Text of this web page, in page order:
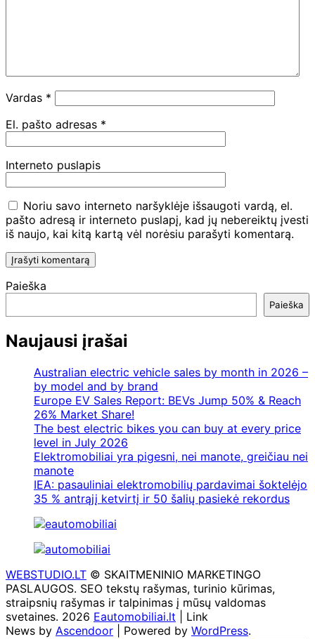
Vardas *
El. pašto adresas *
Interneto puslapis
Noriu savo interneto naršyklėje išsaugoti vardą, el.
pašto adresą ir interneto puslapį, kad jų nebereiktų įvesti
iš naujo, kai kitą kartą vėl norėsiu parašyti komentarą.
Paieška
Paieška
Naujausi įrašai
Australian electric vehicle sales by month in 2026 –
by model and by brand
Europe EV Sales Report: BEVs Jump 50% & Reach
26% Market Share!
The best electric bikes you can buy at every price
level in July 2026
Elektromobiliai yra pigesni, nei manote, greičiau nei
manote
IEA: pasauliniai elektromobilių pardavimai šoktelėjo
35 % antrąjį ketvirtį ir 50 šalių pasiekė rekordus
WEBSTUDIO.LT © SKAITMENINIO MARKETINGO
PASLAUGOS. SEO tekstų rašymas, turinio kūrimas,
straipsnių rašymas ir talpinimas į mūsų valdomas
svetaines. 2026 Eautomobiliai.lt | Link
News by Ascendoor | Powered by WordPress.